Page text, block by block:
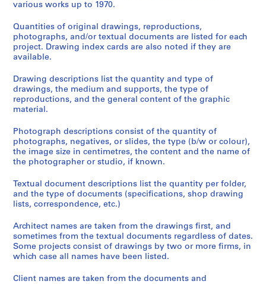
various works up to 1970.
Quantities of original drawings, reproductions,
photographs, and/or textual documents are listed for each
project. Drawing index cards are also noted if they are
available.
Drawing descriptions list the quantity and type of
drawings, the medium and supports, the type of
reproductions, and the general content of the graphic
material.
Photograph descriptions consist of the quantity of
photographs, negatives, or slides, the type (b/w or colour),
the image size in centimetres, the content and the name of
the photographer or studio, if known.
Textual document descriptions list the quantity per folder,
and the type of documents (specifications, shop drawing
lists, correspondence, etc.)
Architect names are taken from the drawings first, and
sometimes from the textual documents regardless of dates.
Some projects consist of drawings by two or more firms, in
which case all names have been listed.
Client names are taken from the documents and